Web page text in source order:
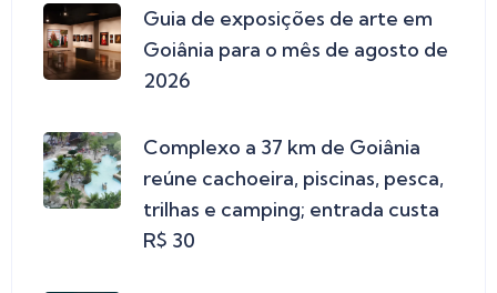
Guia de exposições de arte em
Goiânia para o mês de agosto de
2026
Complexo a 37 km de Goiânia
reúne cachoeira, piscinas, pesca,
trilhas e camping; entrada custa
R$ 30